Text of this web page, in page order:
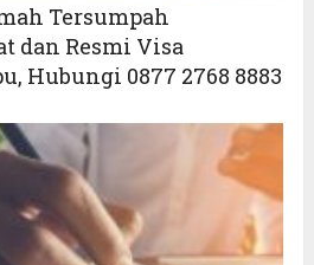
Tersumpah
dan Resmi Visa
Hubungi 0877 2768 8883